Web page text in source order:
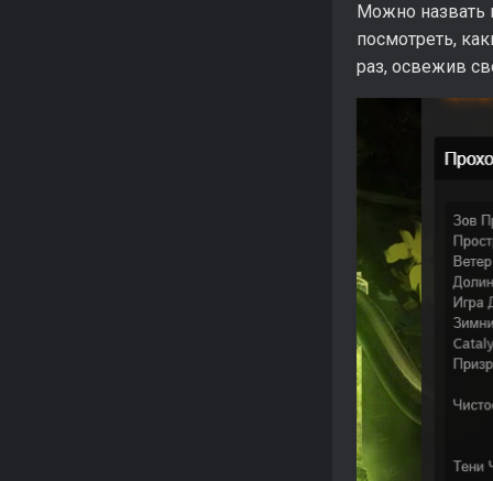
Можно
посмотреть,
раз, освежив